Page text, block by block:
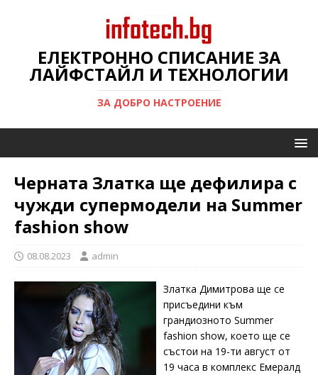
ЕЛЕКТРОННО СПИСАНИЕ ЗА
ЛАЙФСТАЙЛ И ТЕХНОЛОГИИ
ЗА ДОБРО НАСТРОЕНИЕ
Черната Златка ще дефилира с
чужди супермодели на Summer
fashion show
08.08.2023 admin
Златка Димитрова ще се
присъедини към
грандиозното Summer
fashion show, което ще се
състои на 19-ти август от
19 часа в комплекс Емералд